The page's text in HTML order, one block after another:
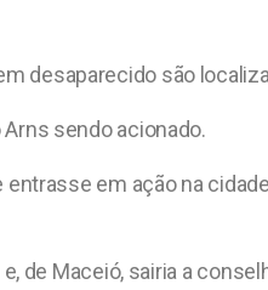
desaparecido são
sendo acionado.
entrasse em ação na
de Maceió, sairia a